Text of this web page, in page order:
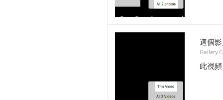
這個
此視頻